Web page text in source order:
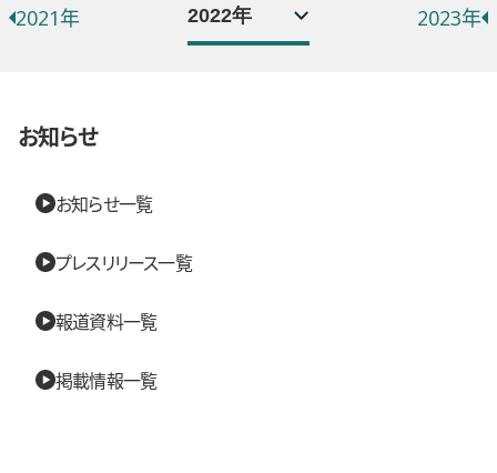
2021年 2023年
お知らせ
お知らせ一覧
プレスリリース一覧
報道資料一覧
掲載情報一覧